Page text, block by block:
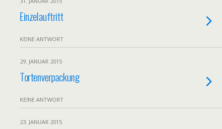
Einzelauftritt
KEINE ANTWORT
29. JANUAR 2015
Tortenverpackung
KEINE ANTWORT
23. JANUAR 2015